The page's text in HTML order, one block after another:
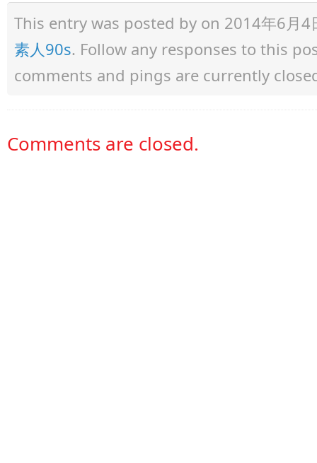
This entry was posted by on 2014年6月
素人90s. Follow any responses to this
comments and pings are currently
Comments are closed.